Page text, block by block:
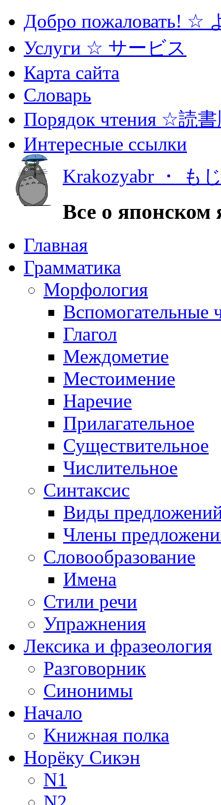
Добро пожаловать! ☆
Услуги ☆ サービス
Карта сайта
Словарь
Порядок чтения ☆読
Интересные ссылки
Krakozyabr ・ も
Все о японском
Главная
Грамматика
Морфология
Вспомогательные
Глагол
Междометие
Местоимение
Наречие
Прилагательное
Существительное
Числительное
Синтаксис
Виды
Члены
Словообразование
Имена
Стили речи
Упражнения
Лексика и фразеология
Разговорник
Синонимы
Начало
Книжная полка
Норёку Сикэн
N1